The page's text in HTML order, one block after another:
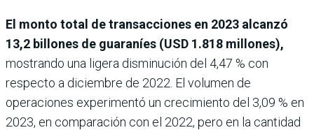
El monto total de transacciones en 2023 alcanzó
13,2 billones de guaraníes (USD 1.818 millones),
mostrando una ligera disminución del 4,47 % con
respecto a diciembre de 2022. El volumen de
operaciones experimentó un crecimiento del 3,09 % en
2023, en comparación con el 2022, pero en la cantidad